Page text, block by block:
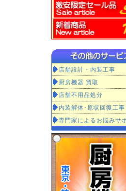
店舗設計・内装工事
厨房機器 買取
店舗不用品処分
内装解体･原状回復工事
専門家によるお悩みサ